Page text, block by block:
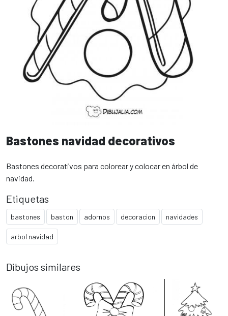
Bastones navidad decorativos
Bastones decorativos para colorear y colocar en árbol de
navidad.
Etiquetas
bastones baston adornos decoracion navidades
arbol navidad
Dibujos similares